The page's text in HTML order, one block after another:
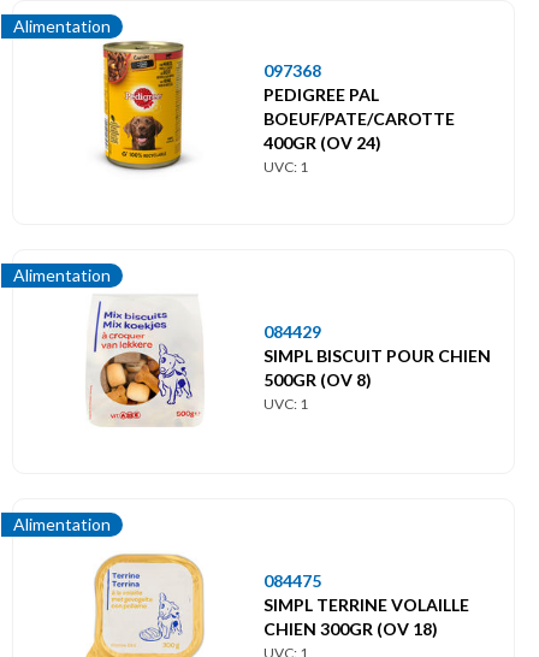
Alimentation
097368
PEDIGREE PAL
BOEUF/PATE/CAROTTE
400GR (OV 24)
UVC: 1
Alimentation
084429
SIMPL BISCUIT POUR CHIEN
500GR (OV 8)
UVC: 1
Alimentation
084475
SIMPL TERRINE VOLAILLE
CHIEN 300GR (OV 18)
UVC: 1